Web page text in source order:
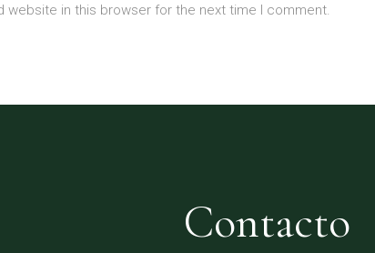
website in this browser for the next time I comment.
Contacto